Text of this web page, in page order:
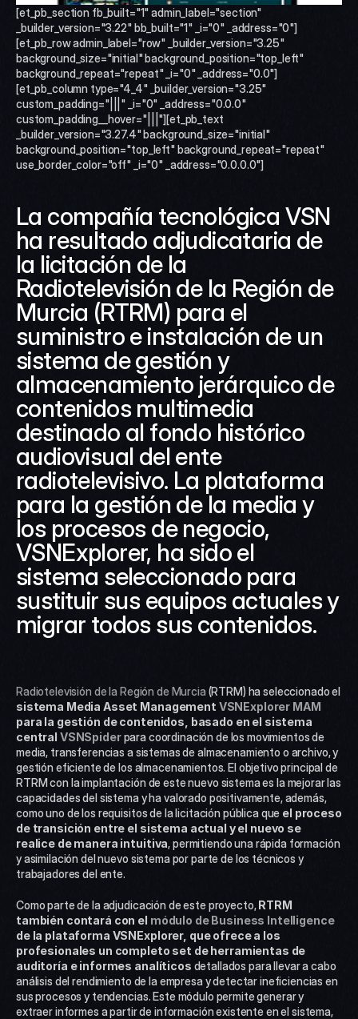
[et_pb_section fb_built="1" admin_label="section"
_builder_version="3.22" bb_built="1" _i="0" _address="0"]
[et_pb_row admin_label="row" _builder_version="3.25"
background_size="initial" background_position="top_left"
background_repeat="repeat" _i="0" _address="0.0"]
[et_pb_column type="4_4" _builder_version="3.25"
custom_padding="|||" _i="0" _address="0.0.0"
custom_padding__hover="|||"][et_pb_text
_builder_version="3.27.4" background_size="initial"
background_position="top_left" background_repeat="repeat"
use_border_color="off" _i="0" _address="0.0.0.0"]
La compañía tecnológica VSN
ha resultado adjudicataria de
la licitación de la
Radiotelevisión de la Región de
Murcia (RTRM) para el
suministro e instalación de un
sistema de gestión y
almacenamiento jerárquico de
contenidos multimedia
destinado al fondo histórico
audiovisual del ente
radiotelevisivo. La plataforma
para la gestión de la media y
los procesos de negocio,
VSNExplorer, ha sido el
sistema seleccionado para
sustituir sus equipos actuales y
migrar todos sus contenidos.
Radiotelevisión de la Región de Murcia
sistema Media Asset Management VSNExplorer MAM
para la gestión de contenidos, basado en el sistema
central VSNSpider para coordinación de los movimientos de
media, transferencias a sistemas de almacenamiento o archivo, y
gestión eficiente de los almacenamientos. El objetivo principal de
RTRM con la implantación de este nuevo sistema es la mejorar las
capacidades del sistema y ha valorado positivamente, además,
como uno de los requisitos de la licitación pública que el proceso
de transición entre el sistema actual y el nuevo se
realice de manera intuitiva, permitiendo una rápida formación
y asimilación del nuevo sistema por parte de los técnicos y
trabajadores del ente.
Como parte de la adjudicación de este proyecto, RTRM
también contará con el módulo de Business Intelligence
de la plataforma VSNExplorer, que ofrece a los
profesionales un completo set de herramientas de
auditoría e informes analíticos detallados para llevar a cabo
análisis del rendimiento de la empresa y detectar ineficiencias en
sus procesos y tendencias. Este módulo permite generar y
extraer informes a partir de información existente en el sistema,